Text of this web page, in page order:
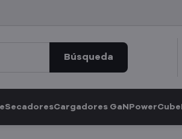
Búsqueda
SecadoresCargadores GaN PowerCube